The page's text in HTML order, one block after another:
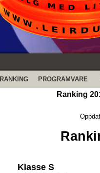
RANKING PROGRAMVARE
Ranking
Klasse S